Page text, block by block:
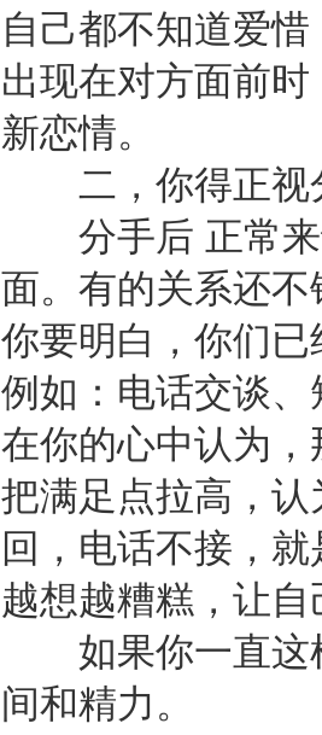
自己都不知道爱
出现在对方面前
新恋情。
二，你得正视
分手后 正常来
面。有的关系还
你要明白，你们
例如：电话交谈
在你的心中认为
把满足点拉高，
回，电话不接，
越想越糟糕，让
如果你一直这
间和精力。